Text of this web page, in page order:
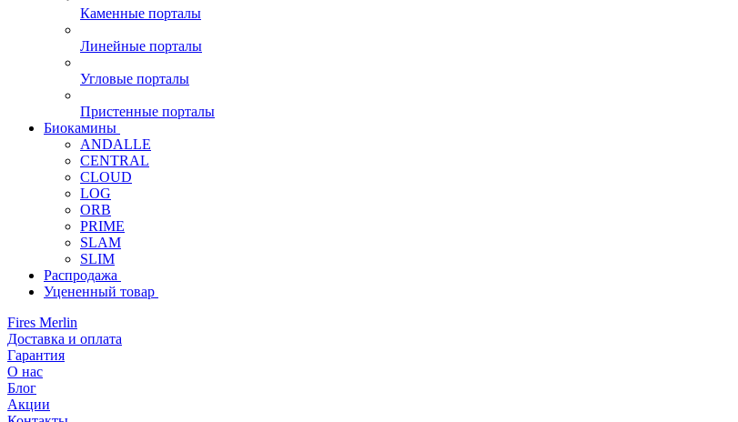
Каменные порталы
Линейные порталы
Угловые порталы
Пристенные порталы
Биокамины
ANDALLE
CENTRAL
CLOUD
LOG
ORB
PRIME
SLAM
SLIM
Распродажа
Уцененный товар
Fires Merlin
Доставка и оплата
Гарантия
О нас
Блог
Акции